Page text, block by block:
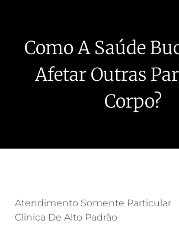
Como A Saúde
Afetar Outras
Corpo?
Atendimento Somente Particular
Clínica De Alto Padrão